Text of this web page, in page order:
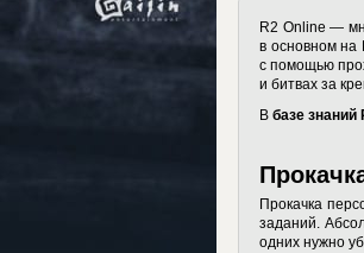
R2 Online —
в основном на
с помощью
и битвах за
В базе знаний
Прокачка
заданий.
одних нужно